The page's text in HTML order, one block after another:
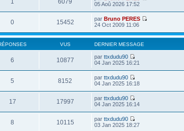
1 6079
05 Aoû 2026 17:52
0 15452 parBruno PERES
24 Oct 2009 11:06
VUS DERNIER MESSAGE
6 10877 parttxdudu90
04 Jan 2025 16:21
5 8152 parttxdudu90
04 Jan 2025 16:18
17 17997 parttxdudu90
04 Jan 2025 16:14
8 10115 parttxdudu90
03 Jan 2025 18:27